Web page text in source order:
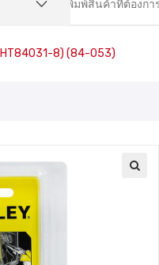
8) (84-053)